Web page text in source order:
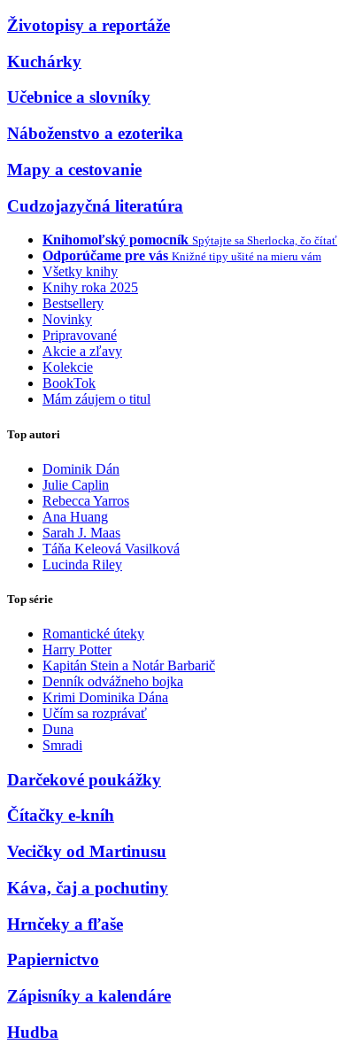
Životopisy a reportáže
Kuchárky
Učebnice a slovníky
Náboženstvo a ezoterika
Mapy a cestovanie
Cudzojazyčná literatúra
Knihomoľský pomocník Spýtajte sa Sherlocka, čo čítať
Odporúčame pre vás Knižné tipy ušité na mieru vám
Všetky knihy
Knihy roka 2025
Bestsellery
Novinky
Pripravované
Akcie a zľavy
Kolekcie
BookTok
Mám záujem o titul
Top autori
Dominik Dán
Julie Caplin
Rebecca Yarros
Ana Huang
Sarah J. Maas
Táňa Keleová Vasilková
Lucinda Riley
Top série
Romantické úteky
Harry Potter
Kapitán Stein a Notár Barbarič
Denník odvážneho bojka
Krimi Dominika Dána
Učím sa rozprávať
Duna
Smradi
Darčekové poukážky
Čítačky e-kníh
Vecičky od Martinusu
Káva, čaj a pochutiny
Hrnčeky a fľaše
Papiernictvo
Zápisníky a kalendáre
Hudba